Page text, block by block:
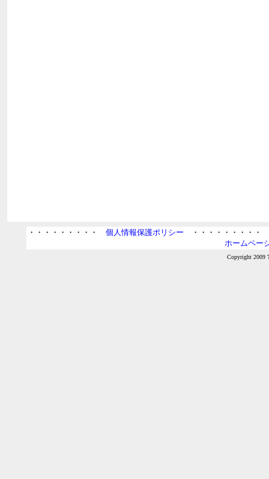
・・・・・・・・・個人情報保護ポリシー ・・・・・・・・
ホームペー
Copyright 2009